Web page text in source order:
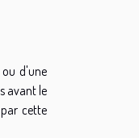
d'une
avant le
cette